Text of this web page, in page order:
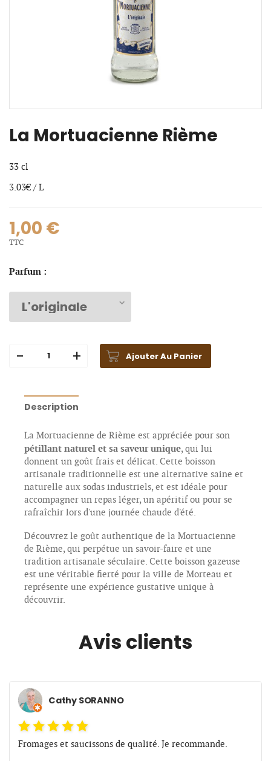
La Mortuacienne Rième
33 cl
3.03€ / L
1,00 €
TTC
Parfum :
Ajouter Au Panier
Description
La Mortuacienne de Rième est appréciée pour son
pétillant naturel et sa saveur unique, qui lui
donnent un goût frais et délicat. Cette boisson
artisanale traditionnelle est une alternative saine et
naturelle aux sodas industriels, et est idéale pour
accompagner un repas léger, un apéritif ou pour se
rafraîchir lors d'une journée chaude d'été.
Découvrez le goût authentique de la Mortuacienne
de Rième, qui perpétue un savoir-faire et une
tradition artisanale séculaire. Cette boisson gazeuse
est une véritable fierté pour la ville de Morteau et
représente une expérience gustative unique à
découvrir.
Avis clients
Cathy SORANNO
Fromages et saucissons de qualité. Je recommande.